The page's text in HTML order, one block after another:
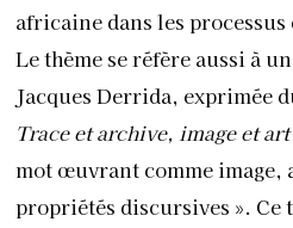
africaine dans les processus
Le thème se réfère aussi à
Jacques Derrida, exprimée
Trace et archive, image et art
mot œuvrant comme image,
propriétés discursives ». Ce